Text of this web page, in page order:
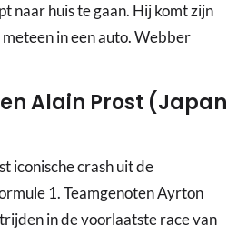
naar huis te gaan. Hij komt zijn
in een auto. Webber
Alain Prost (Japan
iconische crash uit de
1. Teamgenoten Ayrton
in de voorlaatste race van